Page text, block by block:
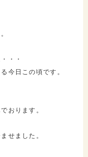
・・
今日この頃です。
おります。
せました。